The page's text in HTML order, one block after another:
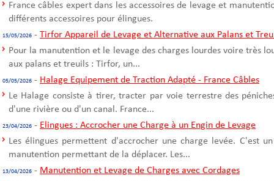
France câbles expert dans les accessoires de levage et
différents accessoires pour élingues.
15/05/2026 - Tirfor Appareil de Levage et Alternative aux Palans et
Pour la manutention et le levage des charges lourdes voire très
aux palans et treuils : Tirfor, un...
05/05/2026 - Halage Equipement de Traction Adapté - France Câbles
Le Halage consiste à tirer, tracter par voie terrestre des
d'une rivière ou d'un canal. France...
23/04/2026 - Elingues : Accrocher une Charge à un Engin de Levage
Les élingues permettent d'accrocher une charge levée. C'est
manutention permettant de la déplacer. Les...
13/04/2026 - Manutention et Levage de Charges avec Cordages